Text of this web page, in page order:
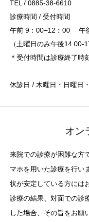
TEL / 0885-38-6610
診療時間 / 受付時間
午前 9：00−12：00 午
（土曜日のみ午後14:00-
＊受付時間は診療終了時
休診日 / 木曜日・日曜日
オン
来院での診療が困難な方
マホを用いた診療を行い
状が安定している方には
診療の結果、対面での診
した場合、その旨をお願